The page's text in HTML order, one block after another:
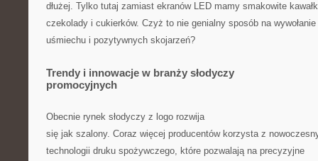
dłużej. Tylko tutaj zamiast ekranów LED mamy smakowite
czekolady i cukierków. Czyż to nie genialny sposób na wywołanie
uśmiechu i pozytywnych skojarzeń?
Trendy i innowacje w branży słodyczy
promocyjnych
Obecnie rynek słodyczy z logo rozwija
się jak szalony. Coraz więcej producentów korzysta z
technologii druku spożywczego, które pozwalają na precyzyjne